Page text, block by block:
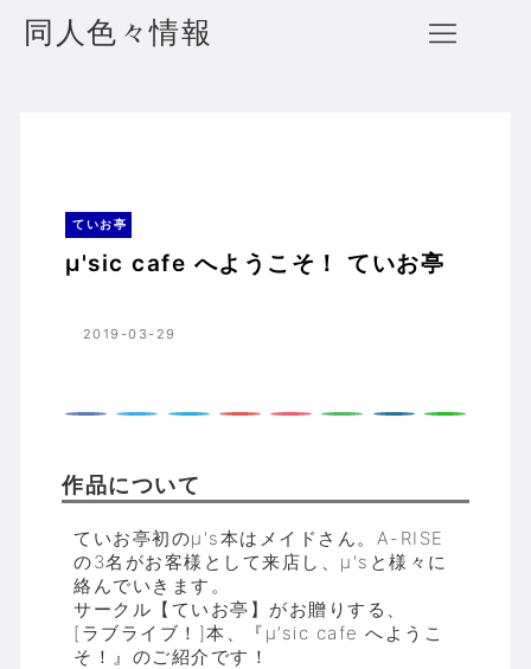
同人色々情報
ていお亭
μ'sic cafe へようこそ！ ていお亭
2019-03-29
作品について
ていお亭初のμ's本はメイドさん。A-RISE
の3名がお客様として来店し、μ'sと様々に
絡んでいきます。
サークル【ていお亭】がお贈りする、
[ラブライブ！]本、『μ’sic cafe へようこ
そ！』のご紹介です！